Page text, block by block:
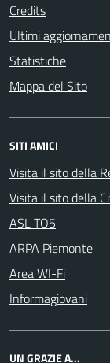
Credits
Ultimi
Statistiche
Mappa del Sito
SITI AMICI
Visita il sito della
Visita il sito della
ASL TO5
ARPA Piemonte
Area WI-Fi
Informagiovani
UN GRAZIE A...